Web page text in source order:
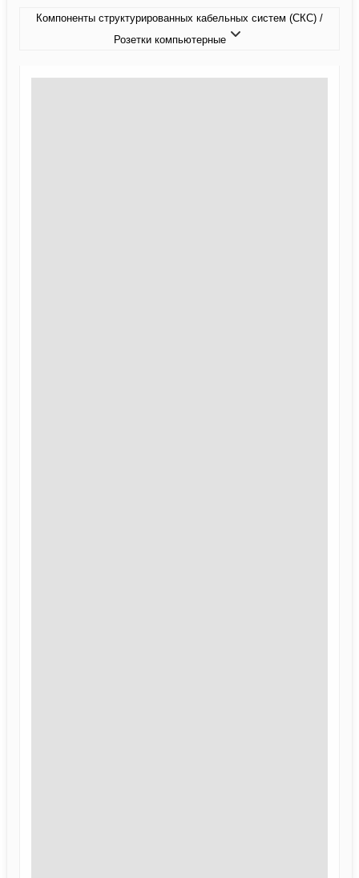
Компоненты структурированных кабельных систем (СКС) /
Розетки компьютерные